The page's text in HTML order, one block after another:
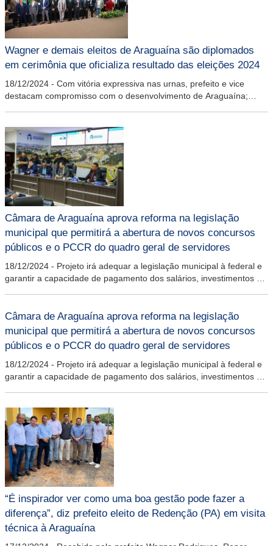
Wagner e demais eleitos de Araguaína são diplomados
em cerimônia que oficializa resultado das eleições 2024
18/12/2024 - Com vitória expressiva nas urnas, prefeito e vice
destacam compromisso com o desenvolvimento de Araguaína;
Câmara de Araguaína aprova reforma na legislação
municipal que permitirá a abertura de novos concursos
públicos e o PCCR do quadro geral de servidores
18/12/2024 - Projeto irá adequar a legislação municipal à federal e
garantir a capacidade de pagamento dos salários, investimentos e
Câmara de Araguaína aprova reforma na legislação
municipal que permitirá a abertura de novos concursos
públicos e o PCCR do quadro geral de servidores
18/12/2024 - Projeto irá adequar a legislação municipal à federal e
garantir a capacidade de pagamento dos salários, investimentos e
“É inspirador ver como uma boa gestão pode fazer a
diferença”, diz prefeito eleito de Redenção (PA) em visita
técnica à Araguaína